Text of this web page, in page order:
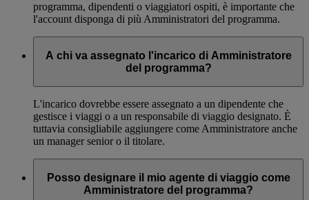
programma, dipendenti o viaggiatori ospiti, è importante che
l'account disponga di più Amministratori del programma.
A chi va assegnato l'incarico di Amministratore
del programma?
L'incarico dovrebbe essere assegnato a un dipendente che
gestisce i viaggi o a un responsabile di viaggio designato. È
tuttavia consigliabile aggiungere come Amministratore anche
un manager senior o il titolare.
Posso designare il mio agente di viaggio come
Amministratore del programma?